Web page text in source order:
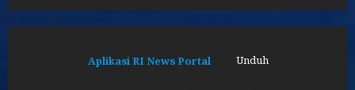
Aplikasi RI News Portal Unduh